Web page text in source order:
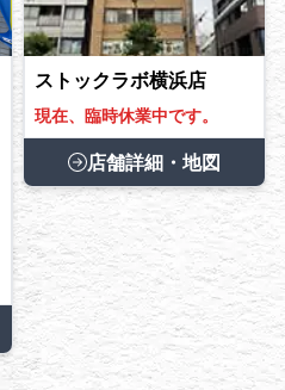
ストックラボ横浜店
現在、臨時休業中です。
店舗詳細・地図